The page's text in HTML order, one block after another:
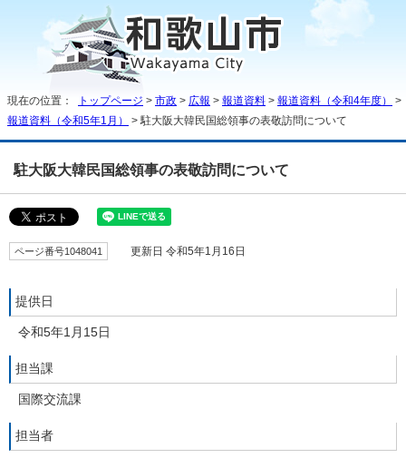
現在の位置： トップページ > 市政 > 広報 > 報道資料 > 報道資料（令和4年度）
>
報道資料（令和5年1月）
> 駐大阪大韓民国総領事の表敬訪問について
駐大阪大韓民国総領事の表敬訪問について
ページ番号1048041 更新日 令和5年1月16日
提供日
令和5年1月15日
担当課
国際交流課
担当者